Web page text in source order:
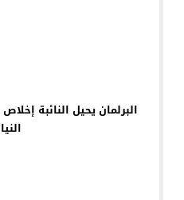
البرلمان يحيل النائبة